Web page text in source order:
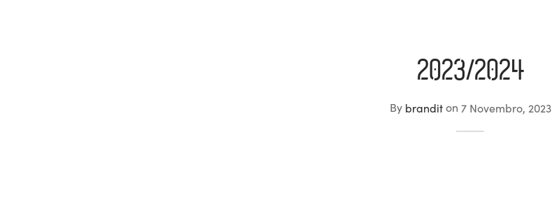
2023/2024
By branditon 7 Novembro, 2023